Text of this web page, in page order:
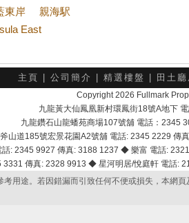
東岸
親海駅
East
主頁 公司簡介 精選樓盤 田土
Copyright 2026 Fullmark
九龍黃大仙鳳凰新村環鳳街18號A地下
九龍鑽石山龍蟠苑商場107號舖 電話：2345
山道185號宏景花園A2號舖 電話: 2345 2229
話: 2345 9927 傳真: 3188 1237 ◆ 樂富 電話:
3331 傳真: 2328 9913 ◆ 星河明居/悅庭軒 電話
考用途。若因錯漏而引致任何不便或損失，本網